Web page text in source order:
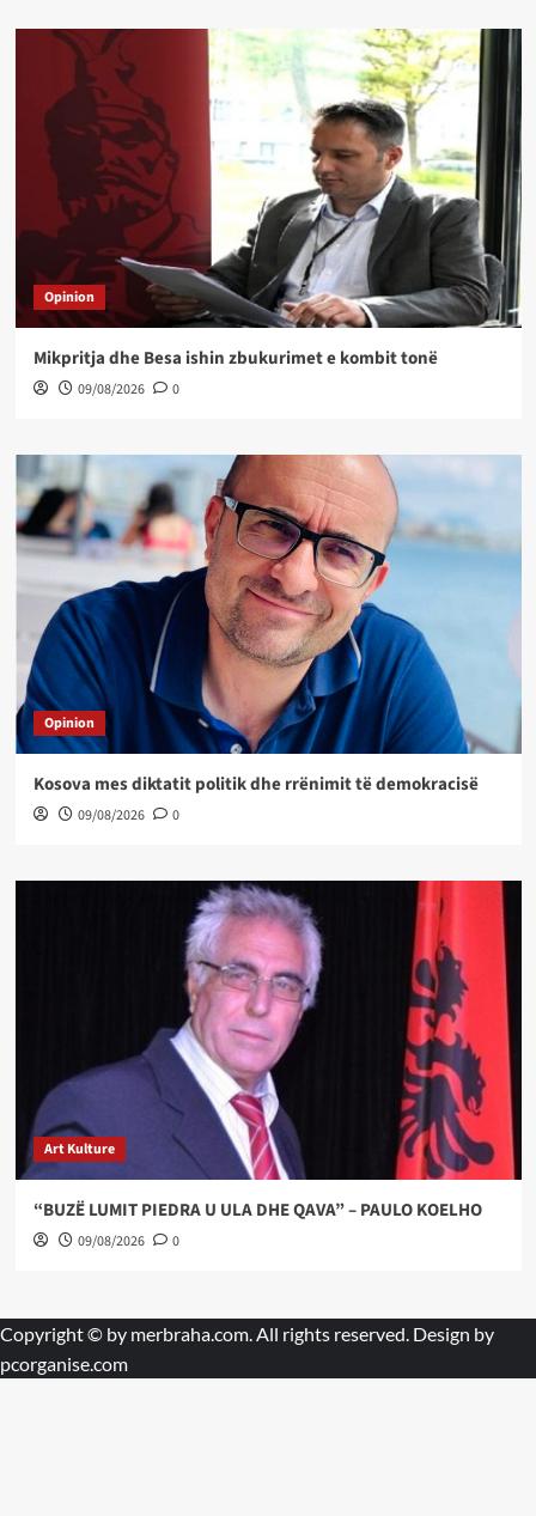
Opinion
Mikpritja dhe Besa ishin zbukurimet e kombit tonë
09/08/2026 0
Opinion
Kosova mes diktatit politik dhe rrënimit të demokracisë
09/08/2026 0
Art Kulture
“BUZË LUMIT PIEDRA U ULA DHE QAVA” – PAULO KOELHO
09/08/2026 0
Copyright © by merbraha.com. All rights reserved. Design by
pcorganise.com